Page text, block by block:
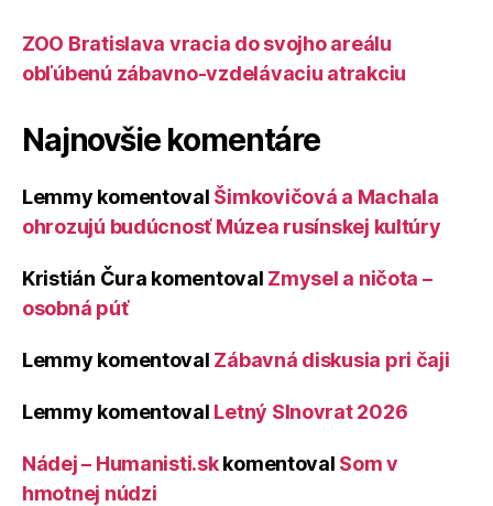
ZOO Bratislava vracia do svojho areálu
obľúbenú zábavno-vzdelávaciu atrakciu
Najnovšie komentáre
Lemmy komentoval Šimkovičová a Machala
ohrozujú budúcnosť Múzea rusínskej kultúry
Kristián Čura komentoval Zmysel a ničota –
osobná púť
Lemmy komentoval Zábavná diskusia pri čaji
Lemmy komentoval Letný Slnovrat 2026
Nádej – Humanisti.skkomentoval Som v
hmotnej núdzi